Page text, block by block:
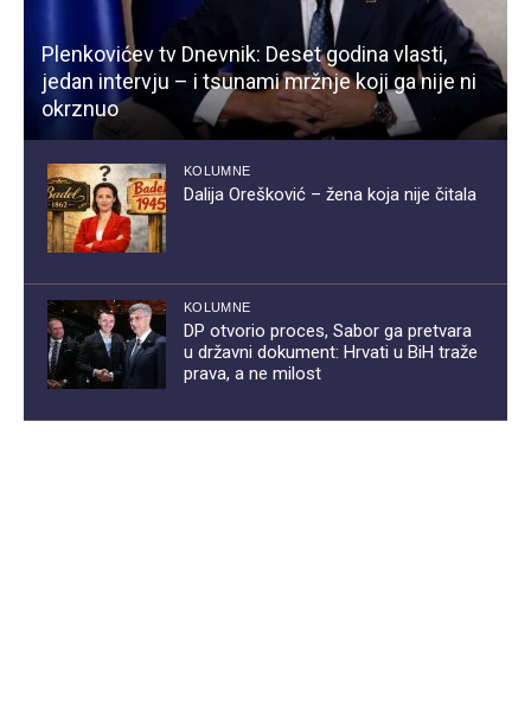
Plenkovićev tv Dnevnik: Deset godina vlasti,
jedan intervju – i tsunami mržnje koji ga nije ni
okrznuo
KOLUMNE
Dalija Orešković – žena koja nije čitala
KOLUMNE
DP otvorio proces, Sabor ga pretvara
u državni dokument: Hrvati u BiH traže
prava, a ne milost